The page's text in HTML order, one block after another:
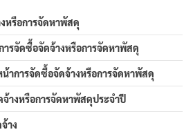
หรือการจัดหาพัสดุ
ารจัดซื้อจัดจ้างหรือการจัดหาพัสดุ
าการจัดซื้อจัดจ้างหรือการจัดหาพัสดุ
างหรือการจัดหาพัสดุประจำปี
าง